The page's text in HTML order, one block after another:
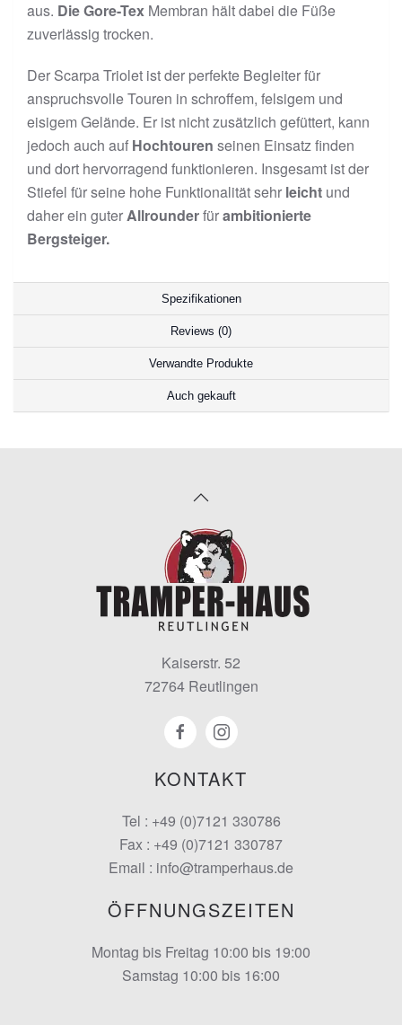
aus. Die Gore-Tex Membran hält dabei die Füße
zuverlässig trocken.
Der Scarpa Triolet ist der perfekte Begleiter für
anspruchsvolle Touren in schroffem, felsigem und
eisigem Gelände. Er ist nicht zusätzlich gefüttert, kann
jedoch auch auf Hochtouren seinen Einsatz finden
und dort hervorragend funktionieren. Insgesamt ist der
Stiefel für seine hohe Funktionalität sehr leicht und
daher ein guterAllrounderfürambitionierte
Bergsteiger.
Spezifikationen
Reviews (0)
Verwandte Produkte
Auch gekauft
KONTAKT
Tel : +49 (0)7121 330786
Fax : +49 (0)7121 330787
Email : info@tramperhaus.de
Kaiserstr. 52
72764 Reutlingen
ÖFFNUNGSZEITEN
Montag bis Freitag 10:00 bis 19:00
Samstag 10:00 bis 16:00